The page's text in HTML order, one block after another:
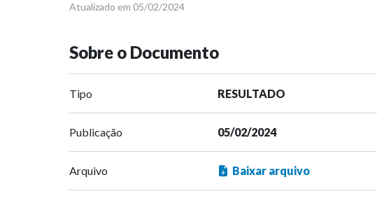
Atualizado em 05/02/2024
Sobre o Documento
Tipo RESULTADO
Publicação 05/02/2024
Arquivo Baixar arquivo